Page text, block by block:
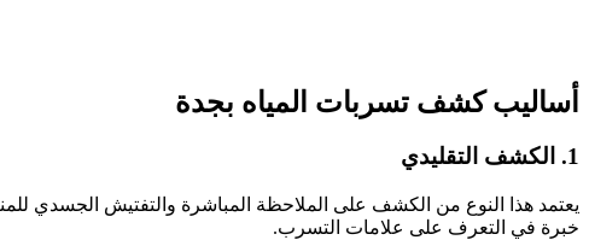
أساليب كشف تسربات المياه بجدة
1. الكشف التقليدي
يعتمد هذا النوع من الكشف على الملاحظة المباشرة والتفتيش الجسدي
خبرة في التعرف على علامات التسرب.